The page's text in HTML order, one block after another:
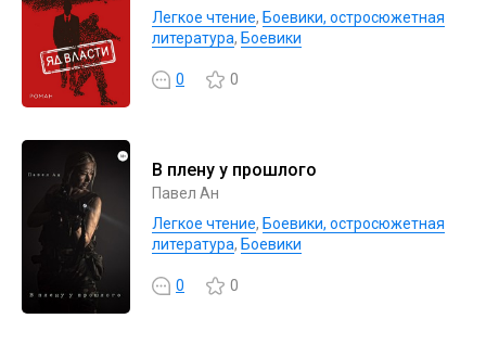
Легкое чтение, Боевики, остросюжетная
литература, Боевики
0 0
В плену у прошлого
Павел Ан
Легкое чтение, Боевики, остросюжетная
литература, Боевики
0 0